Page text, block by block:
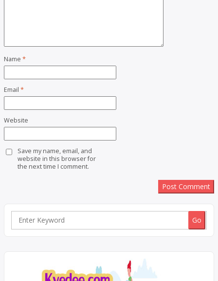
Name *
Email *
Website
Save my name, email, and
website in this browser for
the next time I comment.
Search